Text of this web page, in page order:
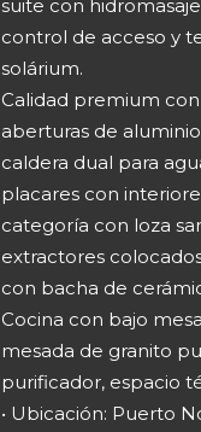
suite con
control de acceso y
solárium.
Calidad premium
aberturas de
caldera dual para
placares con
categoría con loza
extractores
con bacha de
Cocina con bajo
mesada de granito
purificador, espacio
• Ubicación: Puerto